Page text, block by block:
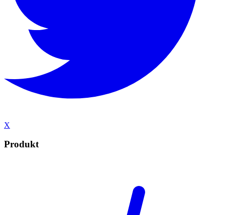
X
Produkt